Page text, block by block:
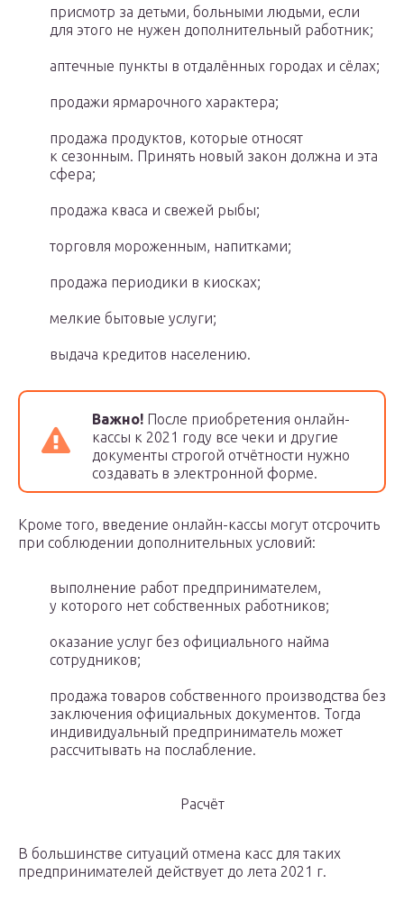
присмотр за детьми, больными людьми, если
для этого не нужен дополнительный работник;
аптечные пункты в отдалённых городах и сёлах;
продажи ярмарочного характера;
продажа продуктов, которые относят
к сезонным. Принять новый закон должна и эта
сфера;
продажа кваса и свежей рыбы;
торговля мороженным, напитками;
продажа периодики в киосках;
мелкие бытовые услуги;
выдача кредитов населению.
Важно! После приобретения онлайн-
кассы к 2021 году все чеки и другие
документы строгой отчётности нужно
создавать в электронной форме.
Кроме того, введение онлайн-кассы могут отсрочить
при соблюдении дополнительных условий:
выполнение работ предпринимателем,
у которого нет собственных работников;
оказание услуг без официального найма
сотрудников;
продажа товаров собственного производства без
заключения официальных документов. Тогда
индивидуальный предприниматель может
рассчитывать на послабление.
Расчёт
В большинстве ситуаций отмена касс для таких
предпринимателей действует до лета 2021 г.